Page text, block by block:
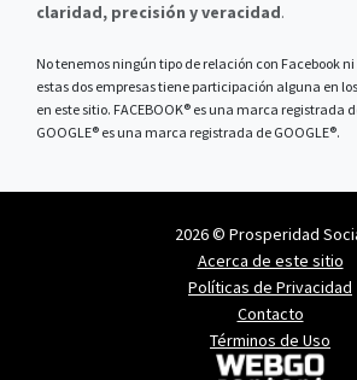
claridad, precisión y veracidad.
No tenemos ningún tipo de relación con Facebook
estas dos empresas tiene participación alguna en
en este sitio. FACEBOOK® es una marca registrada
GOOGLE® es una marca registrada de GOOGLE®.
2026 © Prosperidad
Acerca de este sitio
Políticas de Privacidad
Contacto
Términos de Uso